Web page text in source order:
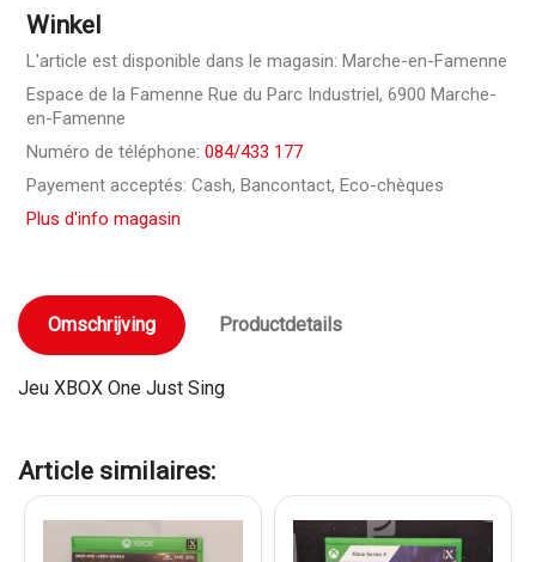
Winkel
L'article est disponible dans le magasin: Marche-en-Famenne
Espace de la Famenne Rue du Parc Industriel, 6900 Marche-
en-Famenne
Numéro de téléphone:084/433 177
Payement acceptés: Cash, Bancontact, Eco-chèques
Plus d'info magasin
Omschrijving Productdetails
Jeu XBOX One Just Sing
Article similaires: